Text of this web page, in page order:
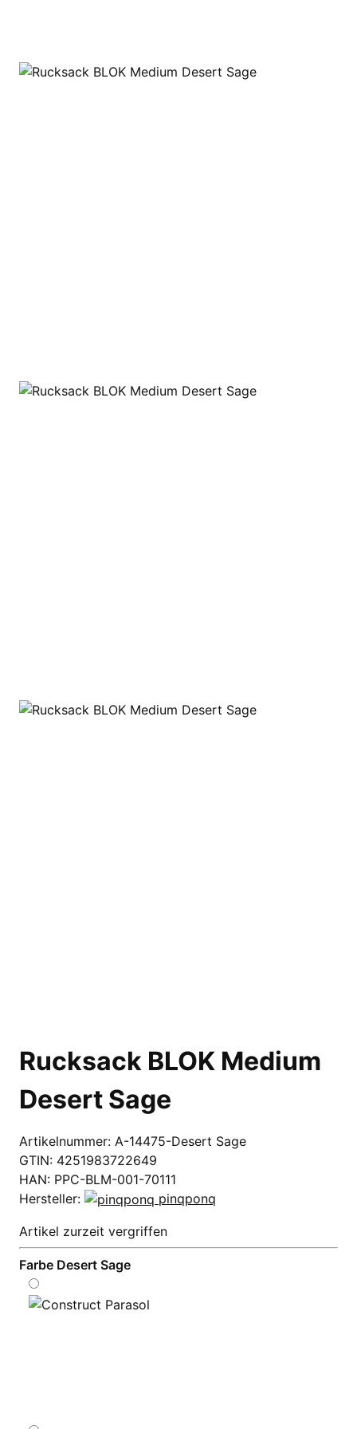
Rucksack BLOK Medium
Desert Sage
Artikelnummer: A-14475-Desert Sage
GTIN: 4251983722649
HAN: PPC-BLM-001-70111
Hersteller:
pinqponq
Artikel zurzeit vergriffen
Farbe Desert Sage